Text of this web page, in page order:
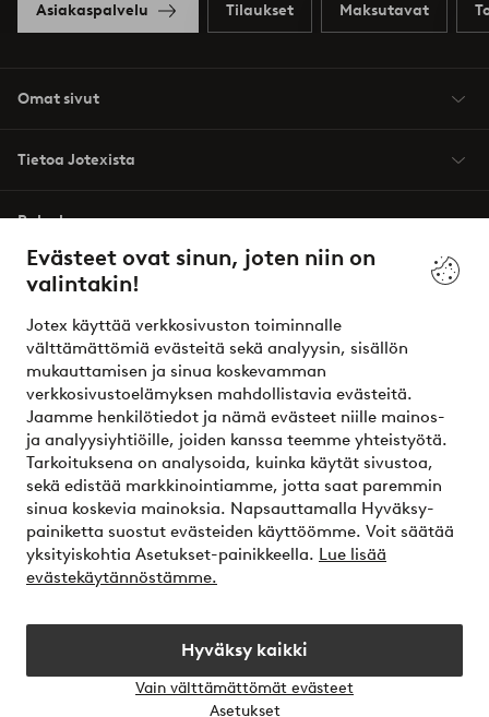
Evästeet ovat sinun, joten niin on
valintakin!
Jotex käyttää verkkosivuston toiminnalle
välttämättömiä evästeitä sekä analyysin, sisällön
mukauttamisen ja sinua koskevamman
verkkosivustoelämyksen mahdollistavia evästeitä.
Jaamme henkilötiedot ja nämä evästeet niille mainos-
ja analyysiyhtiöille, joiden kanssa teemme yhteistyötä.
Tarkoituksena on analysoida, kuinka käytät sivustoa,
sekä edistää markkinointiamme, jotta saat paremmin
sinua koskevia mainoksia. Napsauttamalla Hyväksy-
painiketta suostut evästeiden käyttöömme. Voit säätää
yksityiskohtia Asetukset-painikkeella. Lue lisää
evästekäytännöstämme.
Hyväksy kaikki
Vain välttämättömät evästeet
Asetukset
Asiakaspalvelu Tilaukset Maksutavat
Omat sivut
Tietoa Jotexista
Palvelumme
Ehdot
Ystävät
Turvalliset maksut – maksa nyt tai erissä
Haluatko tietää lisää maksuvaihtoehdoistamme?
elpy